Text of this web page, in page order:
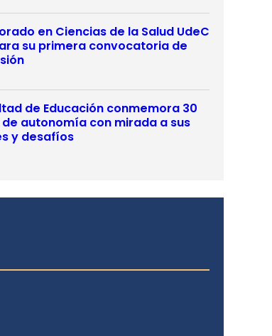
en Ciencias de la Salud UdeC
su primera convocatoria de
de Educación conmemora 30
de autonomía con mirada a sus
y desafíos